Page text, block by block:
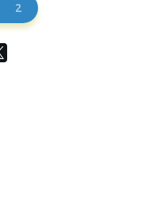
2